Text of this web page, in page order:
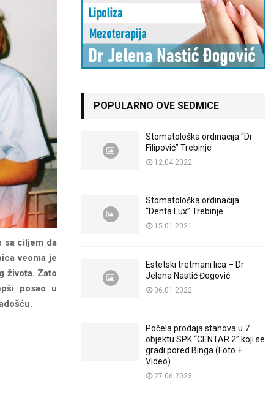
sa ciljem da
veoma je
života. Zato
posao u
POPULARNO OVE SEDMICE
Stomatološka ordinacija “Dr
Filipović” Trebinje
12.04.2022
Stomatološka ordinacija
“Denta Lux” Trebinje
15.01.2021
Estetski tretmani lica – Dr
Jelena Nastić Đogović
06.01.2022
Počela prodaja stanova u 7.
objektu SPK “CENTAR 2” koji se
gradi pored Binga (Foto +
Video)
27.06.2023